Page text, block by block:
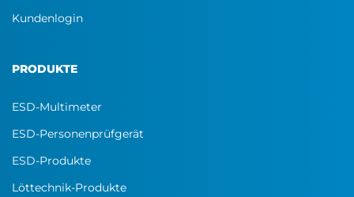
Kundenlogin
PRODUKTE
ESD-Multimeter
ESD-Personenprüfgerät
ESD-Produkte
Löttechnik-Produkte